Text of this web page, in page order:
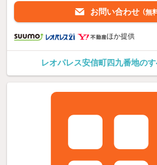
お問い合わせ （無
ほか提供
レオパレス安信町四九番地の